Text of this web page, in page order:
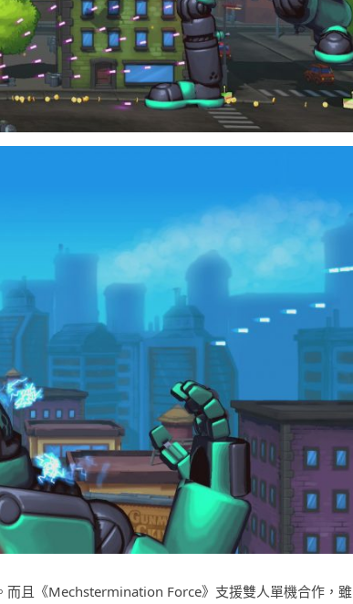
且《Mechstermination Force》支援雙人單機合作，雖